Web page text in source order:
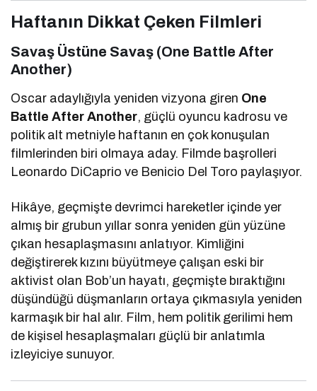
Haftanın Dikkat Çeken Filmleri
Savaş Üstüne Savaş (One Battle After
Another)
Oscar adaylığıyla yeniden vizyona giren One
Battle After Another, güçlü oyuncu kadrosu ve
politik alt metniyle haftanın en çok konuşulan
filmlerinden biri olmaya aday. Filmde başrolleri
Leonardo DiCaprio ve Benicio Del Toro paylaşıyor.
Hikâye, geçmişte devrimci hareketler içinde yer
almış bir grubun yıllar sonra yeniden gün yüzüne
çıkan hesaplaşmasını anlatıyor. Kimliğini
değiştirerek kızını büyütmeye çalışan eski bir
aktivist olan Bob’un hayatı, geçmişte bıraktığını
düşündüğü düşmanların ortaya çıkmasıyla yeniden
karmaşık bir hal alır. Film, hem politik gerilimi hem
de kişisel hesaplaşmaları güçlü bir anlatımla
izleyiciye sunuyor.